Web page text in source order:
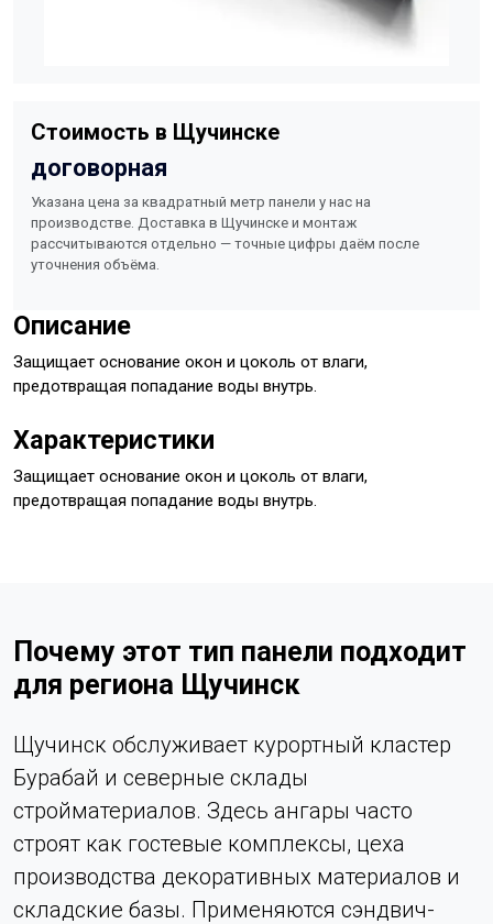
Стоимость в Щучинске
договорная
Указана цена за квадратный метр панели у нас на
производстве. Доставка в Щучинске и монтаж
рассчитываются отдельно — точные цифры даём после
уточнения объёма.
Описание
Защищает основание окон и цоколь от влаги,
предотвращая попадание воды внутрь.
Характеристики
Защищает основание окон и цоколь от влаги,
предотвращая попадание воды внутрь.
Почему этот тип панели подходит
для региона Щучинск
Щучинск обслуживает курортный кластер
Бурабай и северные склады
стройматериалов. Здесь ангары часто
строят как гостевые комплексы, цеха
производства декоративных материалов и
складские базы. Применяются сэндвич-